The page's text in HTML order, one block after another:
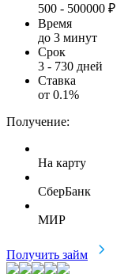
500 - 500000 ₽
Время
до 3 минут
Срок
3 - 730 дней
Ставка
от 0.1%
Получение:
На карту
СберБанк
МИР
Получить займ